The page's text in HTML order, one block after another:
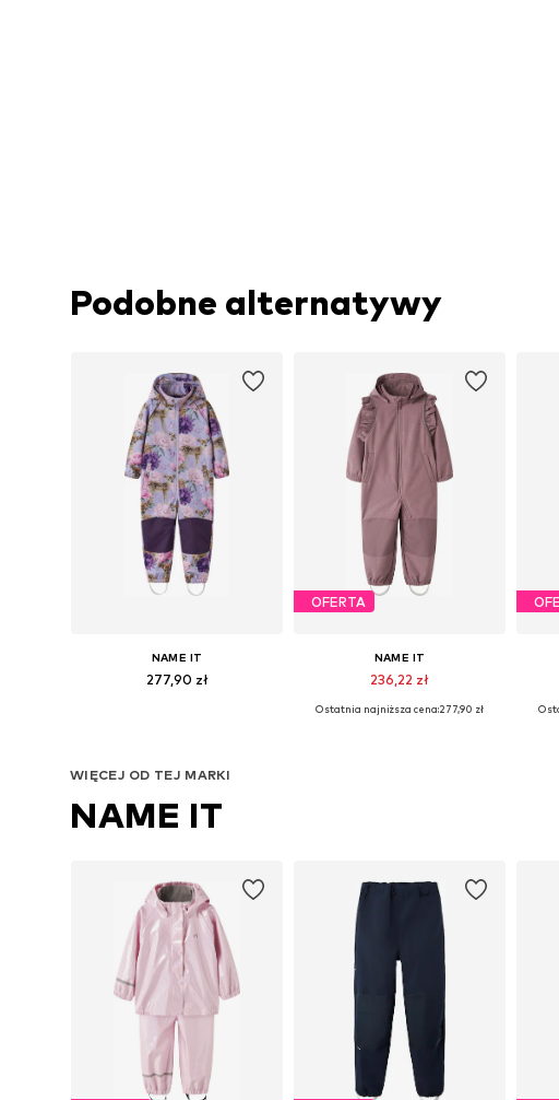
Podobne alternatywy
NAME IT
277,90 zł
OFERTA
NAME IT
236,22 zł
Dostępne w różnych rozmiarach
Ostatnia najniższa cena:277,90 zł
WIĘCEJ OD TEJ MARKI
NAME IT